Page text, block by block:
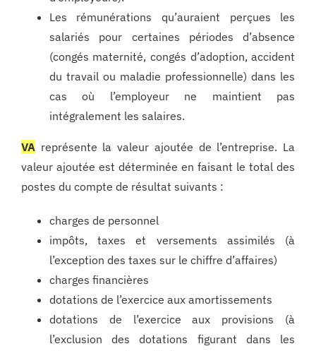
Les rémunérations qu’auraient perçues les
salariés pour certaines périodes d’absence
(congés maternité, congés d’adoption, accident
du travail ou maladie professionnelle) dans les
cas où l’employeur ne maintient pas
intégralement les salaires.
VAreprésente la valeur ajoutée de l’entreprise. La
valeur ajoutée est déterminée en faisant le total des
postes du compte de résultat suivants :
charges de personnel
impôts, taxes et versements assimilés (à
l’exception des taxes sur le chiffre d’affaires)
charges financières
dotations de l’exercice aux amortissements
dotations de l’exercice aux provisions (à
l’exclusion des dotations figurant dans les